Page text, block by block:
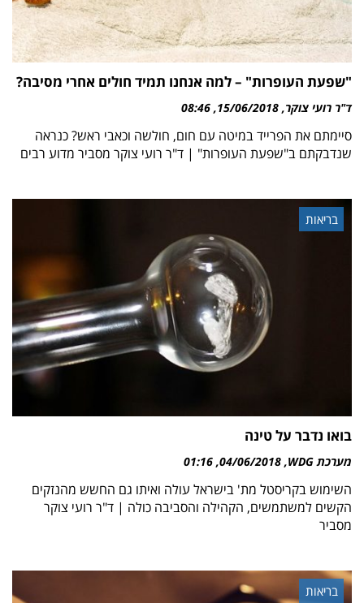
"שפעת העופרות" – למה אנחנו תמיד חולים אחרי מסיבה?
ד"ר רועי צוקר 15/06/2018
08:46
סיימתם את הפרייד במיטה עם חום, חולשה וכאבי ראש? כנראה
שנדבקתם ב"שפעת העופרות" | ד"ר רועי צוקר מסביר מדוע רבים
בריאות
בואו נדבר על טינה
מערכת WDG 04/06/2018
01:16
השימוש בקריסטל מת' בישראל עולה ואיתו גם החשש מהנזקים
הקשים למשתמשים, הקהילה והסביבה כולה | ד"ר רועי צוקר
מסביר
בריאות